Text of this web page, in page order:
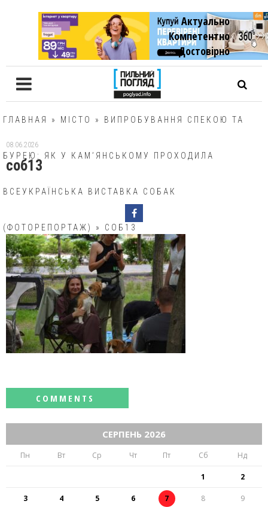
Актуально
Компетентно
Достовiрно
ГЛАВНАЯ » МІСТО » ВИПРОБУВАННЯ СПЕКОЮ ТА
БУРЕЮ: ЯК У КАМ’ЯНСЬКОМУ ПРОХОДИЛА
ВСЕУКРАЇНСЬКА ВИСТАВКА СОБАК
(ФОТОРЕПОРТАЖ) » СОБ13
08.06.2026
соб13
СЕРПЕНЬ 2026
Пн Вт Ср Чт Пт Сб Нд
1 2
3 4 5 6 7 8 9